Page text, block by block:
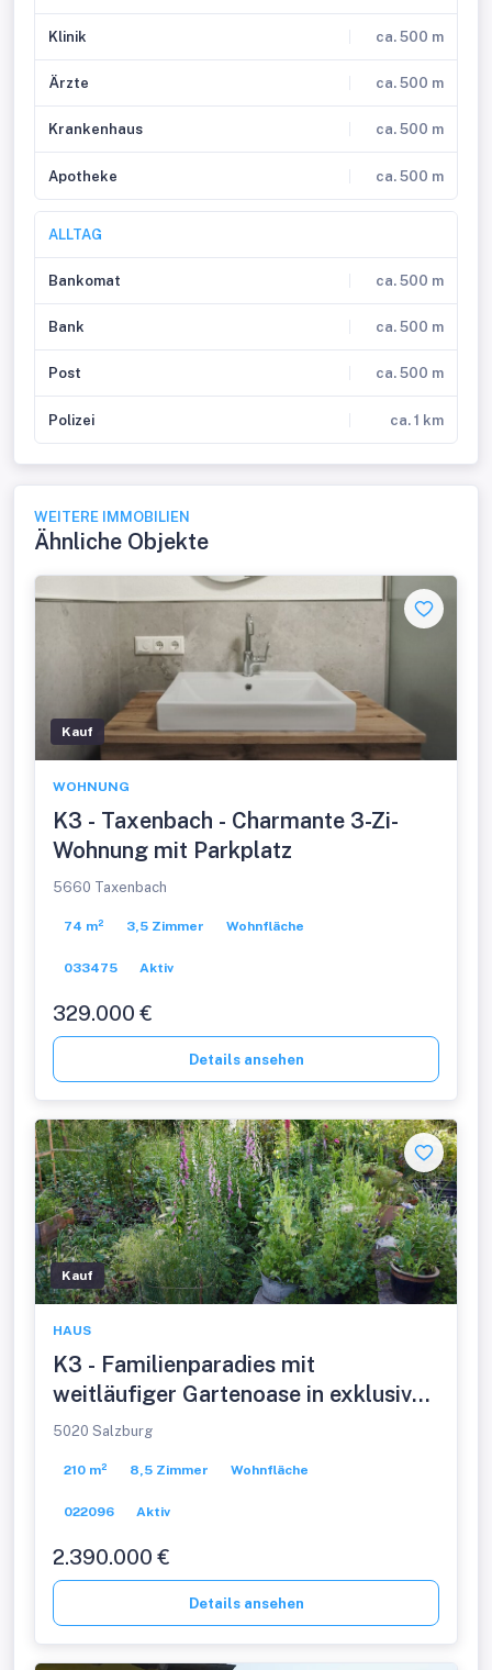
Klinik ca. 500 m
Ärzte ca. 500 m
Krankenhaus ca. 500 m
Apotheke ca. 500 m
ALLTAG
Bankomat ca. 500 m
Bank ca. 500 m
Post ca. 500 m
Polizei ca. 1 km
WEITERE IMMOBILIEN
Ähnliche Objekte
Kauf
WOHNUNG
K3 - Taxenbach - Charmante 3-Zi-
Wohnung mit Parkplatz
5660 Taxenbach
74 m² 3,5 Zimmer Wohnfläche
033475 Aktiv
329.000 €
Details ansehen
Kauf
HAUS
K3 - Familienparadies mit
weitläufiger Gartenoase in exklusiver
Salzburger Stadtlage!
Ruhelage mit Grün- und Bergblick!
5020 Salzburg
210 m² 8,5 Zimmer Wohnfläche
022096 Aktiv
2.390.000 €
Details ansehen